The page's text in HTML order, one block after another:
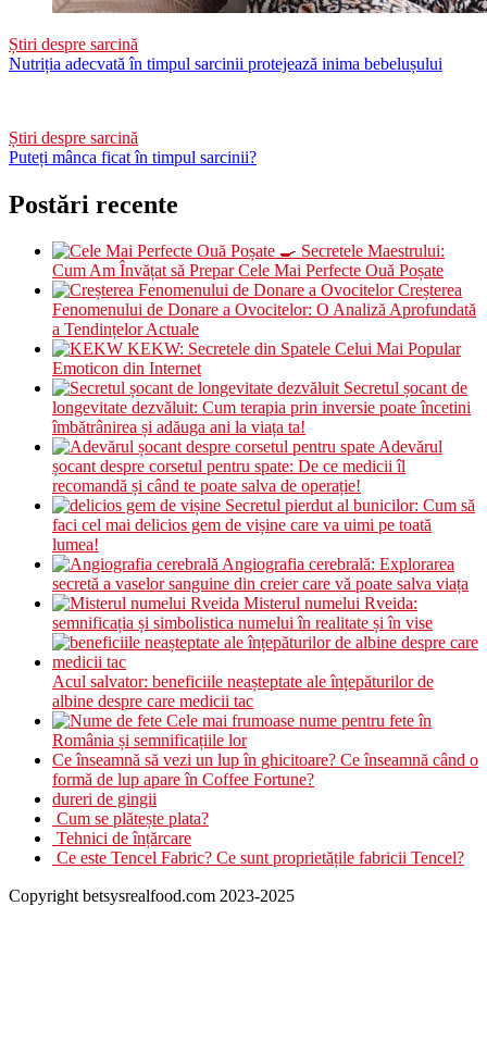
Știri despre sarcină
Nutriția adecvată în timpul sarcinii protejează inima bebelușului
Știri despre sarcină
Puteți mânca ficat în timpul sarcinii?
Postări recente
🍳 Secretele Maestrului:
Cum Am Învățat să Prepar Cele Mai Perfecte Ouă Poșate
Creșterea
Fenomenului de Donare a Ovocitelor: O Analiză Aprofundată
a Tendințelor Actuale
KEKW: Secretele din Spatele Celui Mai Popular
Emoticon din Internet
Secretul șocant de
longevitate dezvăluit: Cum terapia prin inversie poate încetini
îmbătrânirea și adăuga ani la viața ta!
Adevărul
șocant despre corsetul pentru spate: De ce medicii îl
recomandă și când te poate salva de operație!
Secretul pierdut al bunicilor: Cum să
faci cel mai delicios gem de vișine care va uimi pe toată
lumea!
Angiografia cerebrală: Explorarea
secretă a vaselor sanguine din creier care vă poate salva viața
Misterul numelui Rveida:
semnificația și simbolistica numelui în realitate și în vise
Acul salvator: beneficiile neașteptate ale înțepăturilor de
albine despre care medicii tac
Cele mai frumoase nume pentru fete în
România și semnificațiile lor
Ce înseamnă să vezi un lup în ghicitoare? Ce înseamnă când o
formă de lup apare în Coffee Fortune?
dureri de gingii
Cum se plătește plata?
Tehnici de înțărcare
Ce este Tencel Fabric? Ce sunt proprietățile fabricii Tencel?
Copyright betsysrealfood.com 2023-2025